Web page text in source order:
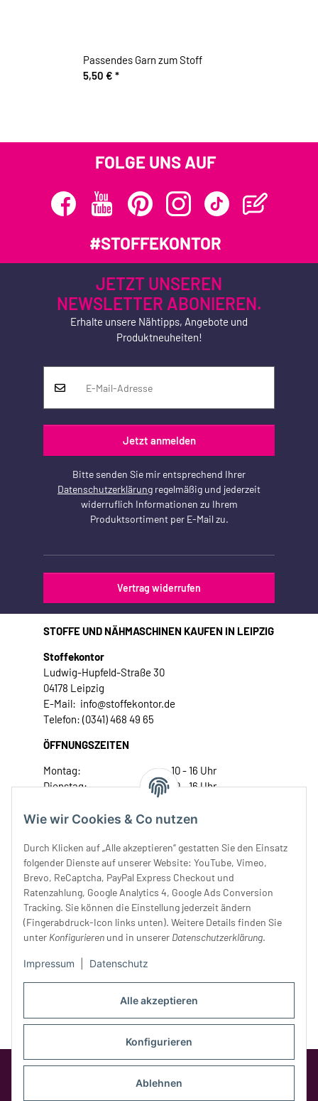
Alle akzeptieren
Konfigurieren
Ablehnen
Wie wir Cookies & Co nutzen
Durch Klicken auf „Alle akzeptieren“ gestatten Sie den Einsatz
folgender Dienste auf unserer Website: YouTube, Vimeo,
Brevo, ReCaptcha, PayPal Express Checkout und
Ratenzahlung, Google Analytics 4, Google Ads Conversion
Tracking. Sie können die Einstellung jederzeit ändern
(Fingerabdruck-Icon links unten). Weitere Details finden Sie
unter Konfigurieren und in unserer Datenschutzerklärung.
Impressum Datenschutz
Passendes Garn zum Stoff
5,50 € *
FOLGE UNS AUF
#STOFFEKONTOR
JETZT UNSEREN
NEWSLETTER ABONIEREN.
Erhalte unsere Nähtipps, Angebote und
Produktneuheiten!
Jetzt anmelden
Bitte senden Sie mir entsprechend Ihrer
Datenschutzerklärung regelmäßig und jederzeit
widerruflich Informationen zu Ihrem
Produktsortiment per E-Mail zu.
Vertrag widerrufen
STOFFE UND NÄHMASCHINEN KAUFEN IN LEIPZIG
Stoffekontor
Ludwig-Hupfeld-Straße 30
04178 Leipzig
E-Mail: info@stoffekontor.de
Telefon: (0341) 468 49 65
ÖFFNUNGSZEITEN
Montag:
10 - 16 Uhr
Dienstag:
10 - 16 Uhr
Donnerstag:
10 - 18 Uhr
Samstag:
10 - 14 Uhr
Unser Service
Rechtliches
Google Analytics deaktivierenStatus: